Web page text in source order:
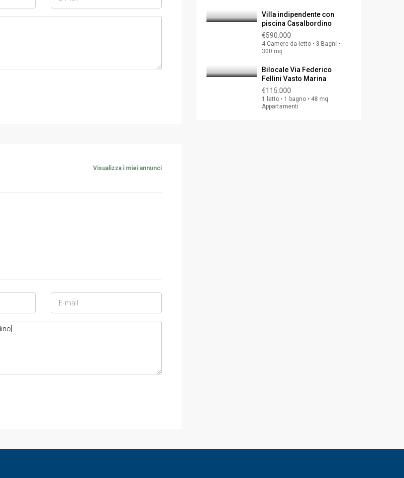
Visualizza i miei annunci
Villa indipendente con
piscina Casalbordino
€590.000
4 Camere da letto • 3 Bagni •
300 mq
Bilocale Via Federico
Fellini Vasto Marina
€115.000
1 letto • 1 bagno • 48 mq
Appartamenti